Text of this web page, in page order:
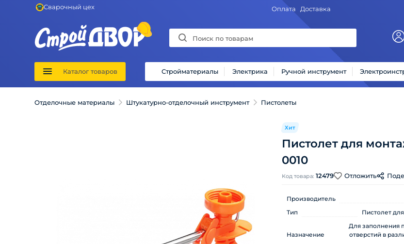
Сварочный цех Оплата Доставка
Каталог товаров Стройматериалы Электрика Ручной инструмент
Отделочные материалы Штукатурно-отделочный инструмент Пистолеты
Хит
Пистолет для
0010
Код товара: 12479 Отложить
Производитель
Тип
Пистолет
Назначение
Для заполнения
отверстий в